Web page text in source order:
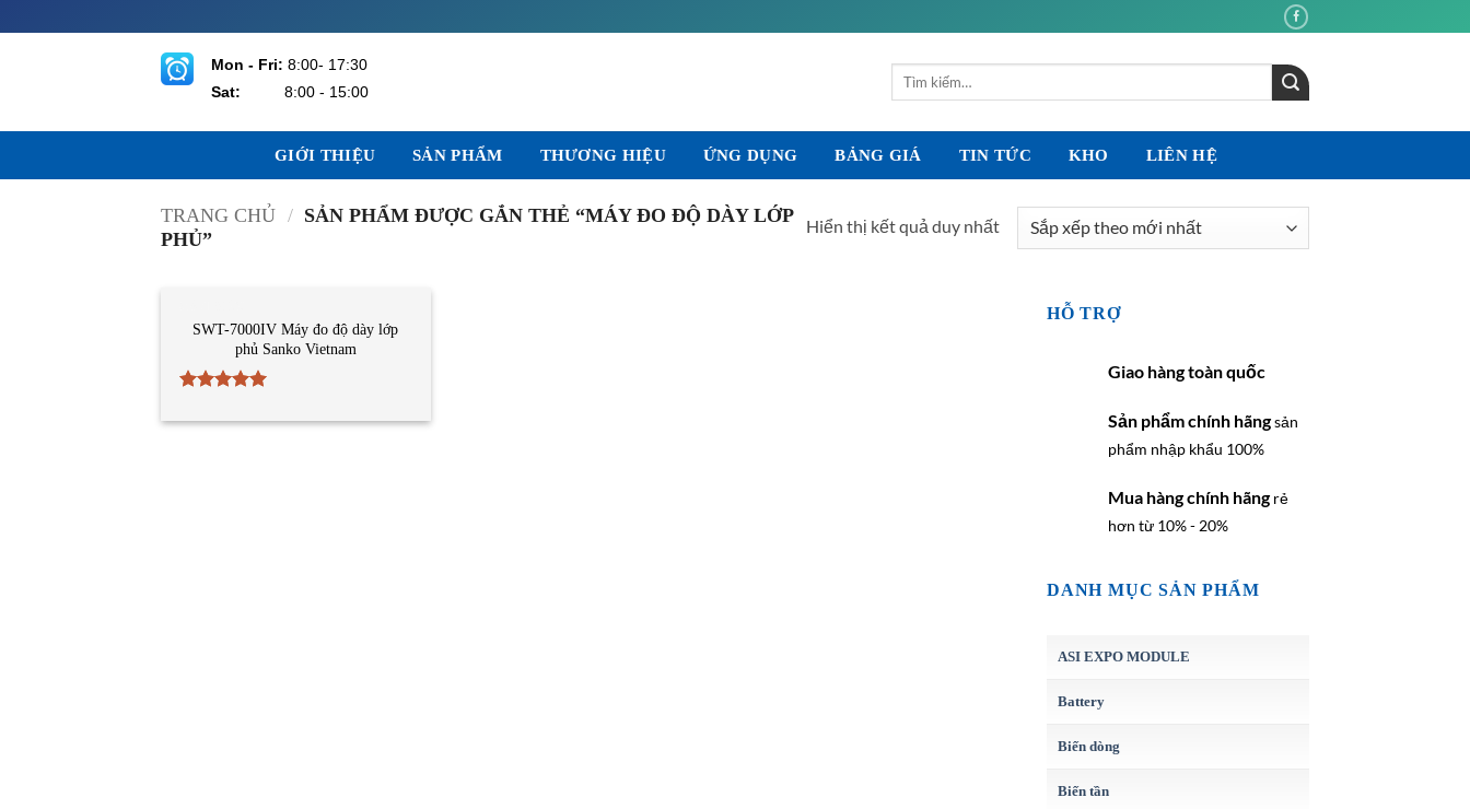
qua
Mon - Fri: 8:00- 17:30
Sat:
8:00 - 15:00
Tìm
GIỚI THIỆU SẢN PHẨM THƯƠNG HIỆU ỨNG DỤNG BẢNG GIÁ TIN TỨC KHO LIÊN HỆ
TRANG CHỦ / SẢN PHẨM ĐƯỢC GẮN THẺ “MÁY ĐO ĐỘ DÀY LỚP
PHỦ”
Hiển thị kết quả duy nhất
SWT-7000IV Máy đo độ dày lớp
phủ Sanko Vietnam
hạng55
HỖ TRỢ
Giao hàng toàn quốc
Sản phẩm chính hãngsản
phẩm nhập khẩu 100%
Mua hàng chính hãng rẻ
hơn từ 10% - 20%
DANH MỤC SẢN PHẨM
ASI EXPO MODULE
Battery
Biến dòng
Biến tần